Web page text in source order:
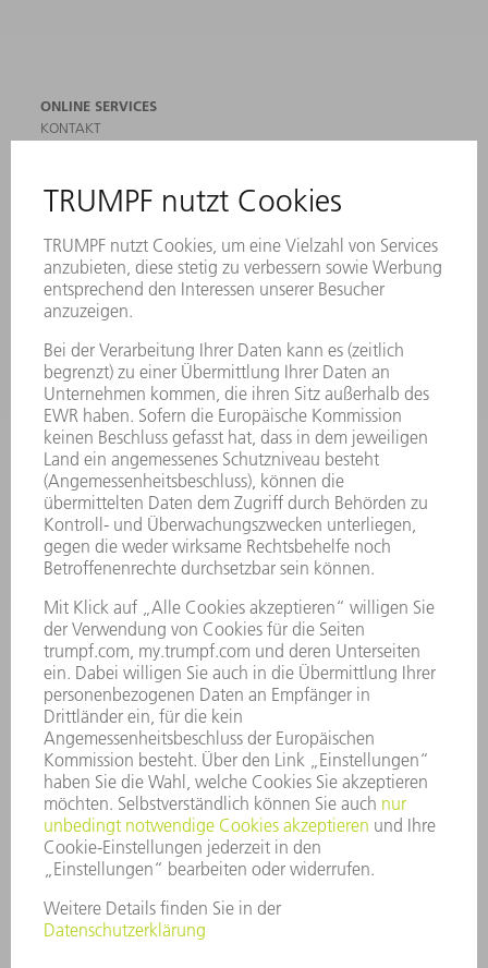
ONLINE SERVICES
KONTAKT
VERANSTALTUNGEN UND TERMINE
NEWSLETTER-ANMELDUNG
MYTRUMPF
SICHERHEITSDATENBLÄTTER
PRODUKTE
MASCHINEN & SYSTEME
LEISTUNGSELEKTRONIK
ELEKTROWERKZEUGE
SMART FACTORY
SOFTWARE
SERVICES
ANWENDUNGEN
BRANCHEN
UNTERNEHMEN
KARRIERE
STELLENANGEBOTE
UNTERNEHMENSPROFIL
GESCHÄFTSBERICHT
UNTERNEHMENSGRUNDSÄTZE
COMPLIANCE
HINWEISGEBERSYSTEM
SECURITY
PRESSEMITTEILUNGEN
MAGAZINE
LIEFERANTEN
NACHHALTIGKEIT
UMWELT & KLIMA
SOZIALES & GESELLSCHAFT
UNTERNEHMENSFÜHRUNG